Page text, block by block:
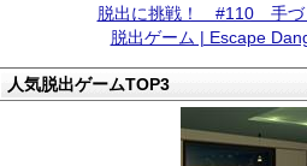
脱出に挑戦！ #110 手づ
脱出ゲーム | Escape
人気脱出ゲームTOP3